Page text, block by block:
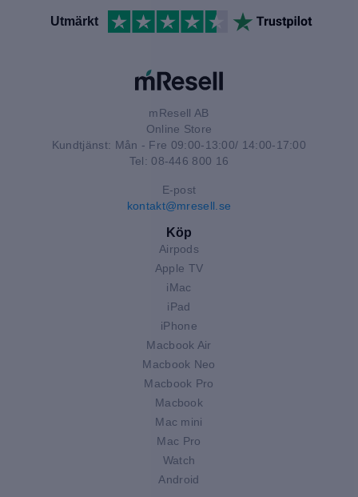
Utmärkt
mResell AB
Online Store
Kundtjänst: Mån - Fre 09:00-13:00/ 14:00-17:00
Tel: 08-446 800 16
E-post
kontakt@mresell.se
Köp
Airpods
Apple TV
iMac
iPad
iPhone
Macbook Air
Macbook Neo
Macbook Pro
Macbook
Mac mini
Mac Pro
Watch
Android